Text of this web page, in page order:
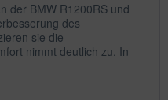
der BMW R1200RS und
des
sie die
nimmt deutlich zu. In